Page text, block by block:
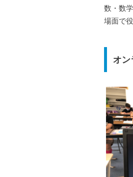
数・数
場面で
オン